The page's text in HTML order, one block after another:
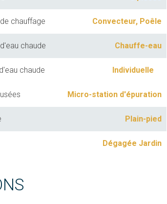
chauffage Convecteur, Poêle
chaude Chauffe-eau
chaude Individuelle
Micro-station d'épuration
Plain-pied
Dégagée Jardin